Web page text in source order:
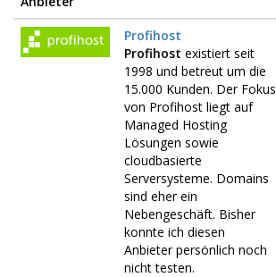
Profihost
Profihost existiert seit
1998 und betreut um die
15.000 Kunden. Der Fokus
von Profihost liegt auf
Managed Hosting
Lösungen sowie
cloudbasierte
Serversysteme. Domains
sind eher ein
Nebengeschäft. Bisher
konnte ich diesen
Anbieter persönlich noch
nicht testen.